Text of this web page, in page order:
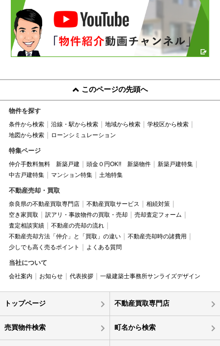
このページの先頭へ
物件を探す
条件から検索 沿線・駅から検索 地域から検索
学校区から検索
地図から検索
ローンシミュレーション
特集ページ
仲介手数料無料 新築戸建 頭金０円OK!! 新築物件
新築戸建特集
中古戸建特集
マンション特集 土地特集
不動産売却・買取
奈良県の不動産買取専門店 不動産買取サービス
相続対策
空き家買取
訳アリ・事故物件の買取・売却
売却査定フォーム
査定相談実績
不動産の売却の流れ
不動産売却方法「仲介」と「買取」の違い
不動産売却時の諸費用
少しでも高く売るポイント
よくある質問
当社について
会社案内 お知らせ 代表挨拶 一級建築士事務所サンライズデザイン
トップページ 不動産買取専門店
売買物件検索 町名から検索